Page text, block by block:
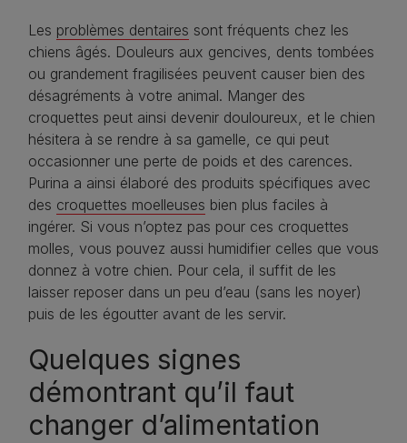
Les problèmes dentaires sont fréquents chez les
chiens âgés. Douleurs aux gencives, dents tombées
ou grandement fragilisées peuvent causer bien des
désagréments à votre animal. Manger des
croquettes peut ainsi devenir douloureux, et le chien
hésitera à se rendre à sa gamelle, ce qui peut
occasionner une perte de poids et des carences.
Purina a ainsi élaboré des produits spécifiques avec
des croquettes moelleuses bien plus faciles à
ingérer. Si vous n’optez pas pour ces croquettes
molles, vous pouvez aussi humidifier celles que vous
donnez à votre chien. Pour cela, il suffit de les
laisser reposer dans un peu d’eau (sans les noyer)
puis de les égoutter avant de les servir.
Quelques signes
démontrant qu’il faut
changer d’alimentation